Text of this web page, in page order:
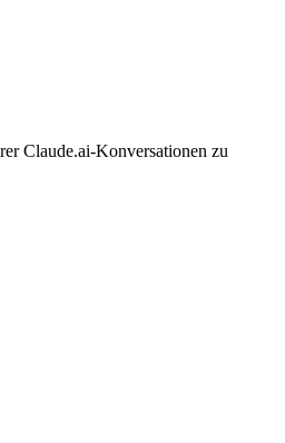
Claude.ai-Konversationen zu